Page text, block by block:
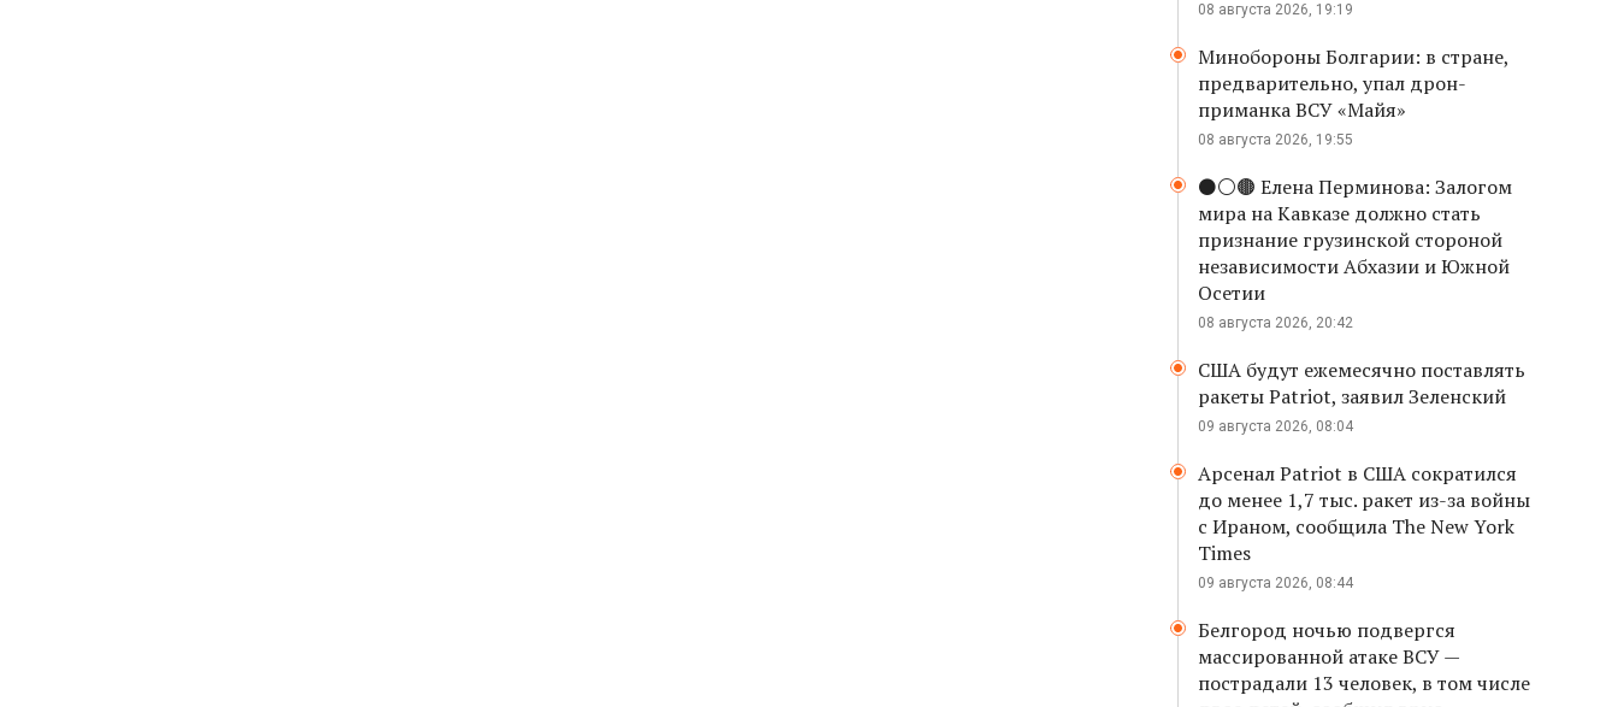
08 августа 2026, 19:19
Минобороны Болгарии: в стране,
предварительно, упал дрон-
приманка ВСУ «Майя»
08 августа 2026, 19:55
⚫️⚪️🟤 Елена Перминова: Залогом
мира на Кавказе должно стать
признание грузинской стороной
независимости Абхазии и Южной
Осетии
08 августа 2026, 20:42
США будут ежемесячно поставлять
ракеты Patriot, заявил Зеленский
09 августа 2026, 08:04
Арсенал Patriot в США сократился
до менее 1,7 тыс. ракет из-за войны
с Ираном, сообщила The New York
Times
09 августа 2026, 08:44
Белгород ночью подвергся
массированной атаке ВСУ —
пострадали 13 человек, в том числе